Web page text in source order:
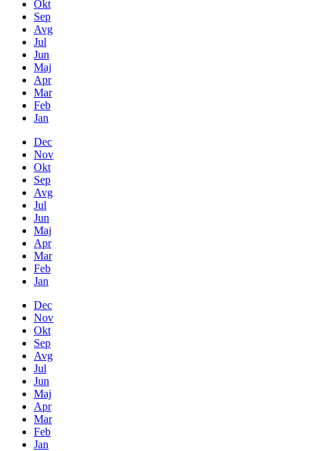
Okt
Sep
Avg
Jul
Jun
Maj
Apr
Mar
Feb
Jan
Dec
Nov
Okt
Sep
Avg
Jul
Jun
Maj
Apr
Mar
Feb
Jan
Dec
Nov
Okt
Sep
Avg
Jul
Jun
Maj
Apr
Mar
Feb
Jan